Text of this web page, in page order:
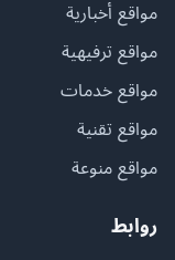
مواقع أخبارية
مواقع ترفيهية
مواقع خدمات
مواقع تقنية
مواقع منوعة
روابط